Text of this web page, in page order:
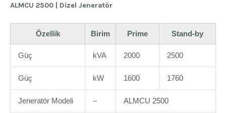
ALMCU 2500 | Dizel Jeneratör
Özellik Birim Prime Stand-by
Güç kVA 2000 2500
Güç kW 1600 1760
Jeneratör Modeli – ALMCU 2500